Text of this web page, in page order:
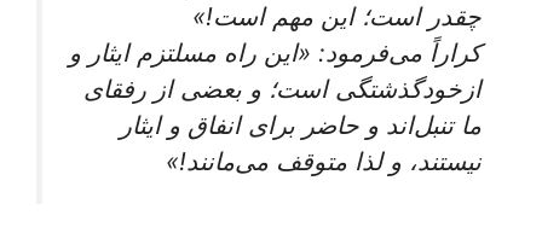
چقدر است؛ این مهم است!»
کراراً می‌فرمود: «این راه مسلتزم ایثار و
ازخودگذشتگی است؛ و بعضی از رفقای
ما تنبل‌اند و حاضر برای انفاق و ایثار
نیستند، و لذا متوقف می‌مانند!»